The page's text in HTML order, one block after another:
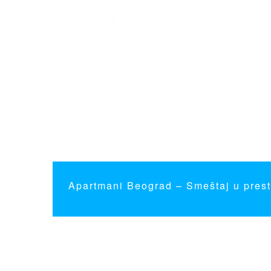
Apartmani Beograd– Smeštaj u